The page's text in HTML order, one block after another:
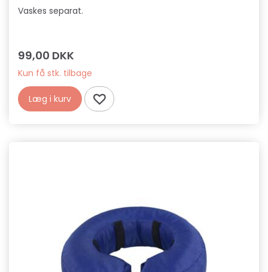
Vaskes separat.
99,00 DKK
Kun få stk. tilbage
Læg i kurv